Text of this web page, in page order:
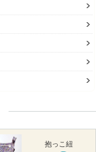
抱っこ紐